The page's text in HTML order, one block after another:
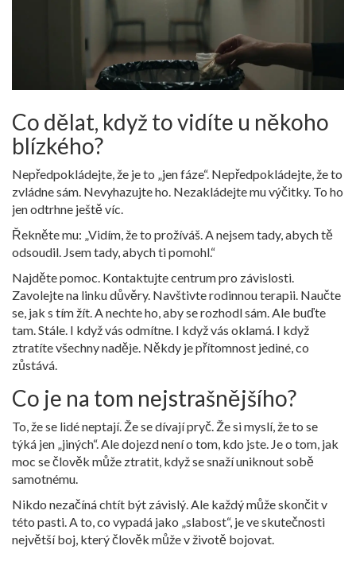
Co dělat, když to vidíte u někoho
blízkého?
Nepředpokládejte, že je to „jen fáze“. Nepředpokládejte, že to
zvládne sám. Nevyhazujte ho. Nezakládejte mu výčitky. To ho
jen odtrhne ještě víc.
Řekněte mu: „Vidím, že to prožíváš. A nejsem tady, abych tě
odsoudil. Jsem tady, abych ti pomohl.“
Najděte pomoc. Kontaktujte centrum pro závislosti.
Zavolejte na linku důvěry. Navštivte rodinnou terapii. Naučte
se, jak s tím žít. A nechte ho, aby se rozhodl sám. Ale buďte
tam. Stále. I když vás odmítne. I když vás oklamá. I když
ztratíte všechny naděje. Někdy je přítomnost jediné, co
zůstává.
Co je na tom nejstrašnějšího?
To, že se lidé neptají. Že se dívají pryč. Že si myslí, že to se
týká jen „jiných“. Ale dojezd není o tom, kdo jste. Je o tom, jak
moc se člověk může ztratit, když se snaží uniknout sobě
samotnému.
Nikdo nezačíná chtít být závislý. Ale každý může skončit v
této pasti. A to, co vypadá jako „slabost“, je ve skutečnosti
největší boj, který člověk může v životě bojovat.